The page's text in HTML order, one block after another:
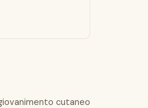
cutaneo